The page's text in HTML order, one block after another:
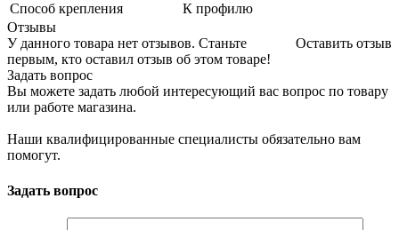
Способ крепления
К профилю
Отзывы
Оставить отзыв
У данного товара нет отзывов. Станьте
первым, кто оставил отзыв об этом товаре!
Задать вопрос
Вы можете задать любой интересующий вас вопрос по товару
или работе магазина.
Наши квалифицированные специалисты обязательно вам
помогут.
Задать вопрос